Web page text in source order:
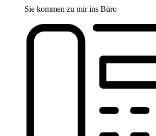
Sie kommen zu mir ins Büro